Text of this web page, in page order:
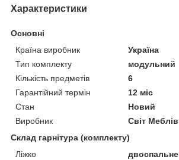
Характеристики
Основні
Країна виробник
Україна
Тип комплекту
модульний
Кількість предметів
6
Гарантійний термін
12 міс
Стан
Новий
Виробник
Світ Меблів
Склад гарнітура (комплекту)
Ліжко
двоспальне